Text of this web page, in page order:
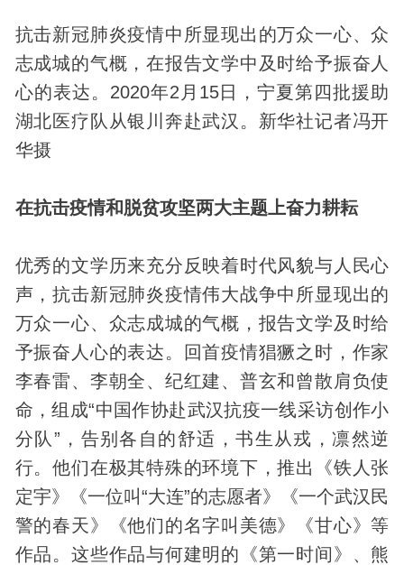
抗击新冠肺炎疫情中所显现出的万众一心、众
志成城的气概，在报告文学中及时给予振奋人
心的表达。2020年2月15日，宁夏第四批援助
湖北医疗队从银川奔赴武汉。新华社记者冯开
华摄
在抗击疫情和脱贫攻坚两大主题上奋力耕耘
优秀的文学历来充分反映着时代风貌与人民心
声，抗击新冠肺炎疫情伟大战争中所显现出的
万众一心、众志成城的气概，报告文学及时给
予振奋人心的表达。回首疫情猖獗之时，作家
李春雷、李朝全、纪红建、普玄和曾散肩负使
命，组成“中国作协赴武汉抗疫一线采访创作小
分队”，告别各自的舒适，书生从戎，凛然逆
行。他们在极其特殊的环境下，推出《铁人张
定宇》《一位叫“大连”的志愿者》《一个武汉民
警的春天》《他们的名字叫美德》《甘心》等
作品。这些作品与何建明的《第一时间》、熊